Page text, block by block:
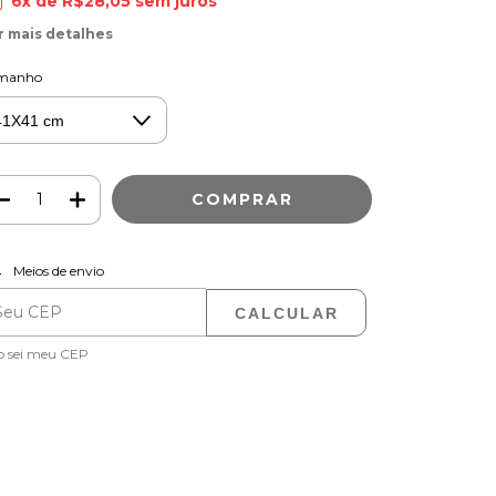
mais detalhes
para o CEP:
Meios de envio
CALCULAR
sei meu CEP